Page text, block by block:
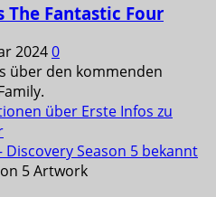
The Fantastic Four
20240
über den kommenden
über Erste Infos zu
Season 5 bekannt